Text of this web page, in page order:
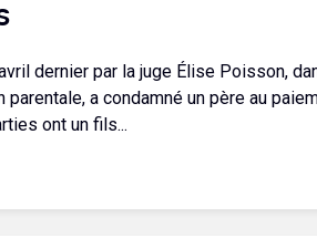
dernier par la juge Élise Poisson,
parentale, a condamné un père au
ont un fils...